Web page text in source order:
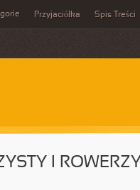
Przyjaciółka Spis Treści
I